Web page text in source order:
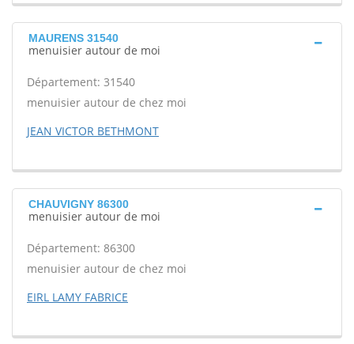
MAURENS 31540
menuisier autour de moi
Département: 31540
menuisier autour de chez moi
JEAN VICTOR BETHMONT
CHAUVIGNY 86300
menuisier autour de moi
Département: 86300
menuisier autour de chez moi
EIRL LAMY FABRICE